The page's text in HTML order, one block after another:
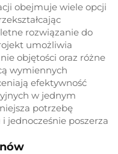
obejmuje wiele opcji
rozwiązanie do
umożliwia
objętości oraz różne
wymiennych
efektywność
w jednym
potrzebę
jednocześnie poszerza